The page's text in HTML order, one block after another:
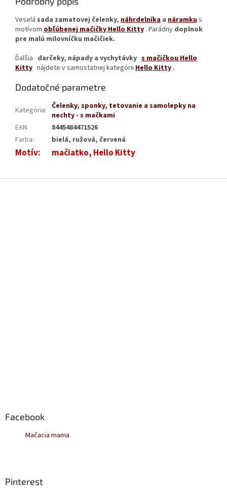
Veselá sada zamatovej čelenky, náhrdelníka a náramkus
motívom obľúbenej mačičky Hello Kitty . Parádny doplnok
pre malú milovníčku mačičiek.
Ďalšia darčeky, nápady a vychytávky s mačičkou Hello
Kitty nájdete v samostatnej kategórii Hello Kitty .
Dodatočné parametre
Kategória: Čelenky, sponky, tetovanie a samolepky na
nechty - s mačkami
EAN:
8445484471526
Farba: bielá, ružová, červená
Motív: mačiatko, Hello Kitty
Facebook
Mačacia mama
Pinterest